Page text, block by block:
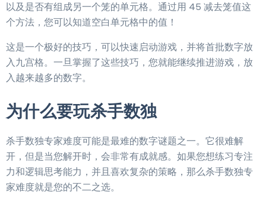
以及是否有组成另一个笼的单元格。通过用 45 减去笼值这
个方法，您可以知道空白单元格中的值！
这是一个极好的技巧，可以快速启动游戏，并将首批数字放
入九宫格。一旦掌握了这些技巧，您就能继续推进游戏，放
入越来越多的数字。
为什么要玩杀手数独
杀手数独专家难度可能是最难的数字谜题之一。它很难解
开，但是当您解开时，会非常有成就感。如果您想练习专注
力和逻辑思考能力，并且喜欢复杂的策略，那么杀手数独专
家难度就是您的不二之选。